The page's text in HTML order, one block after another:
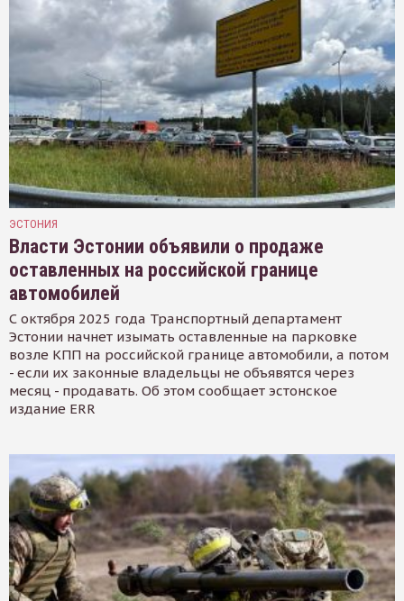
ЭСТОНИЯ
Власти Эстонии объявили о продаже
оставленных на российской границе
автомобилей
С октября 2025 года Транспортный департамент
Эстонии начнет изымать оставленные на парковке
возле КПП на российской границе автомобили, а потом
- если их законные владельцы не объявятся через
месяц - продавать. Об этом сообщает эстонское
издание ERR